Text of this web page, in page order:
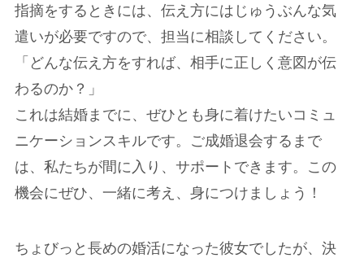
指摘をするときには、伝え方にはじゅうぶんな気
遣いが必要ですので、担当に相談してください。
「どんな伝え方をすれば、相手に正しく意図が伝
わるのか？」
これは結婚までに、ぜひとも身に着けたいコミュ
ニケーションスキルです。ご成婚退会するまで
は、私たちが間に入り、サポートできます。この
機会にぜひ、一緒に考え、身につけましょう！
ちょびっと長めの婚活になった彼女でしたが、決